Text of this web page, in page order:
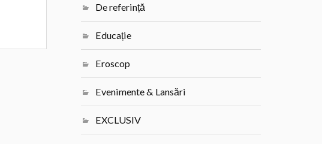
De referință
Educație
Eroscop
Evenimente & Lansări
EXCLUSIV